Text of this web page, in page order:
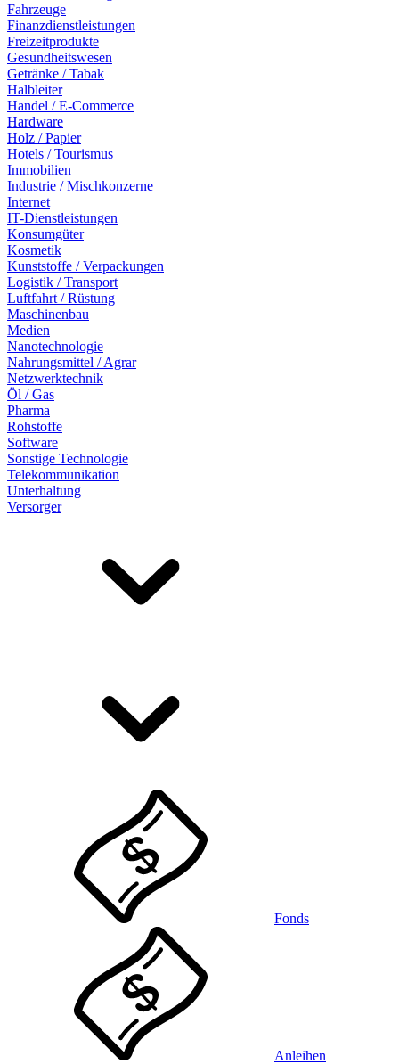
Fahrzeuge
Finanzdienstleistungen
Freizeitprodukte
Gesundheitswesen
Getränke / Tabak
Halbleiter
Handel / E-Commerce
Hardware
Holz / Papier
Hotels / Tourismus
Immobilien
Industrie / Mischkonzerne
Internet
IT-Dienstleistungen
Konsumgüter
Kosmetik
Kunststoffe / Verpackungen
Logistik / Transport
Luftfahrt / Rüstung
Maschinenbau
Medien
Nanotechnologie
Nahrungsmittel / Agrar
Netzwerktechnik
Öl / Gas
Pharma
Rohstoffe
Software
Sonstige Technologie
Telekommunikation
Unterhaltung
Versorger
Fonds
Anleihen